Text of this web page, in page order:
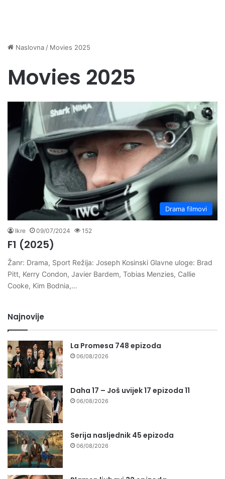
Naslovna / Movies 2025
Movies 2025
Drama filmovi
Ikre 09/07/2024 152
F1 (2025)
Žanr: Drama, Sport Režija: Joseph Kosinski Glavne uloge: Brad
Pitt, Kerry Condon, Javier Bardem, Tobias Menzies, Callie
Cooke, Kim Bodnia,…
Najnovije
La Promesa 748 epizoda
06/08/2026
Daha 17 – Još uvijek 17 epizoda 11
06/08/2026
Serija nasljednik 45 epizoda
06/08/2026